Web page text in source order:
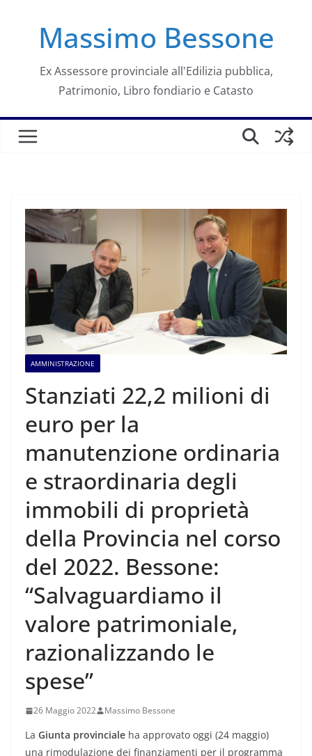
contenutoMassimo Bessone
Ex Assessore provinciale all'Edilizia pubblica,
Patrimonio, Libro fondiario e Catasto
AMMINISTRAZIONE
Stanziati 22,2 milioni di
euro per la
manutenzione ordinaria
e straordinaria degli
immobili di proprietà
della Provincia nel corso
del 2022. Bessone:
“Salvaguardiamo il
valore patrimoniale,
razionalizzando le
spese”
26 Maggio 2022 Massimo Bessone
La Giunta provinciale ha approvato oggi (24 maggio)
una rimodulazione dei finanziamenti per il programma